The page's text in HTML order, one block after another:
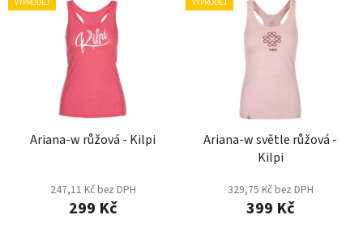
VÝPRODEJ
Ariana-w růžová - Kilpi
247,11 Kč bez DPH
299 Kč
VÝPRODEJ
Ariana-w světle růžová -
Kilpi
329,75 Kč bez DPH
399 Kč